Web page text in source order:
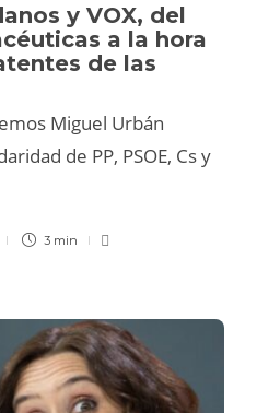
y VOX, del
a la hora
de las
Miguel Urbán
de PP, PSOE, Cs y
3 min